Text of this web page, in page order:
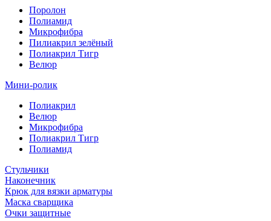
Поролон
Полиамид
Микрофибра
Пилиакрил зелёный
Полиакрил Тигр
Велюр
Мини-ролик
Полиакрил
Велюр
Микрофибра
Полиакрил Тигр
Полиамид
Стульчики
Наконечник
Крюк для вязки арматуры
Маска сварщика
Очки защитные